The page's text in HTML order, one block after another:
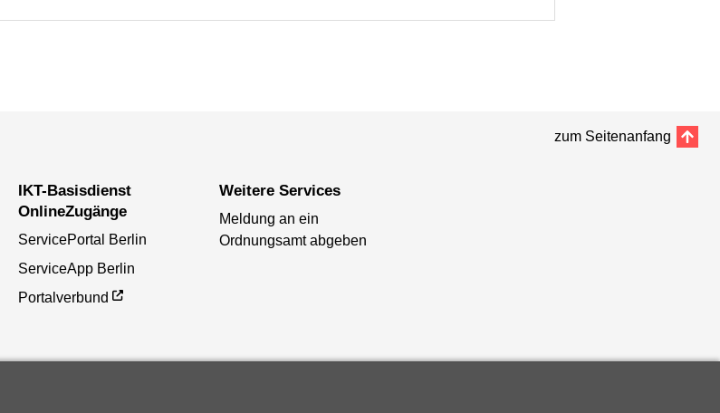
zum Seitenanfang
IKT-Basisdienst
OnlineZugänge
ServicePortal Berlin
ServiceApp Berlin
Portalverbund
Weitere Services
Meldung an ein
Ordnungsamt abgeben